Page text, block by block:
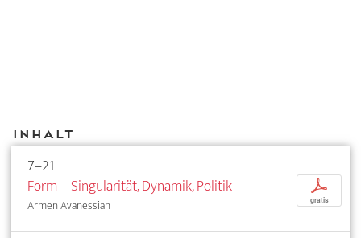
Inhalt
7–21
Form – Singularität, Dynamik, Politik
Armen Avanessian
p
gratis